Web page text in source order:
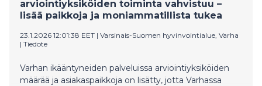
arviointiyksiköiden toiminta vahvistuu –
lisää paikkoja ja moniammatillista tukea
23.1.2026 12:01:38 EET | Varsinais-Suomen hyvinvointialue, Varha
| Tiedote
Varhan ikääntyneiden palveluissa arviointiyksiköiden
määrää ja asiakaspaikkoja on lisätty, jotta Varhassa